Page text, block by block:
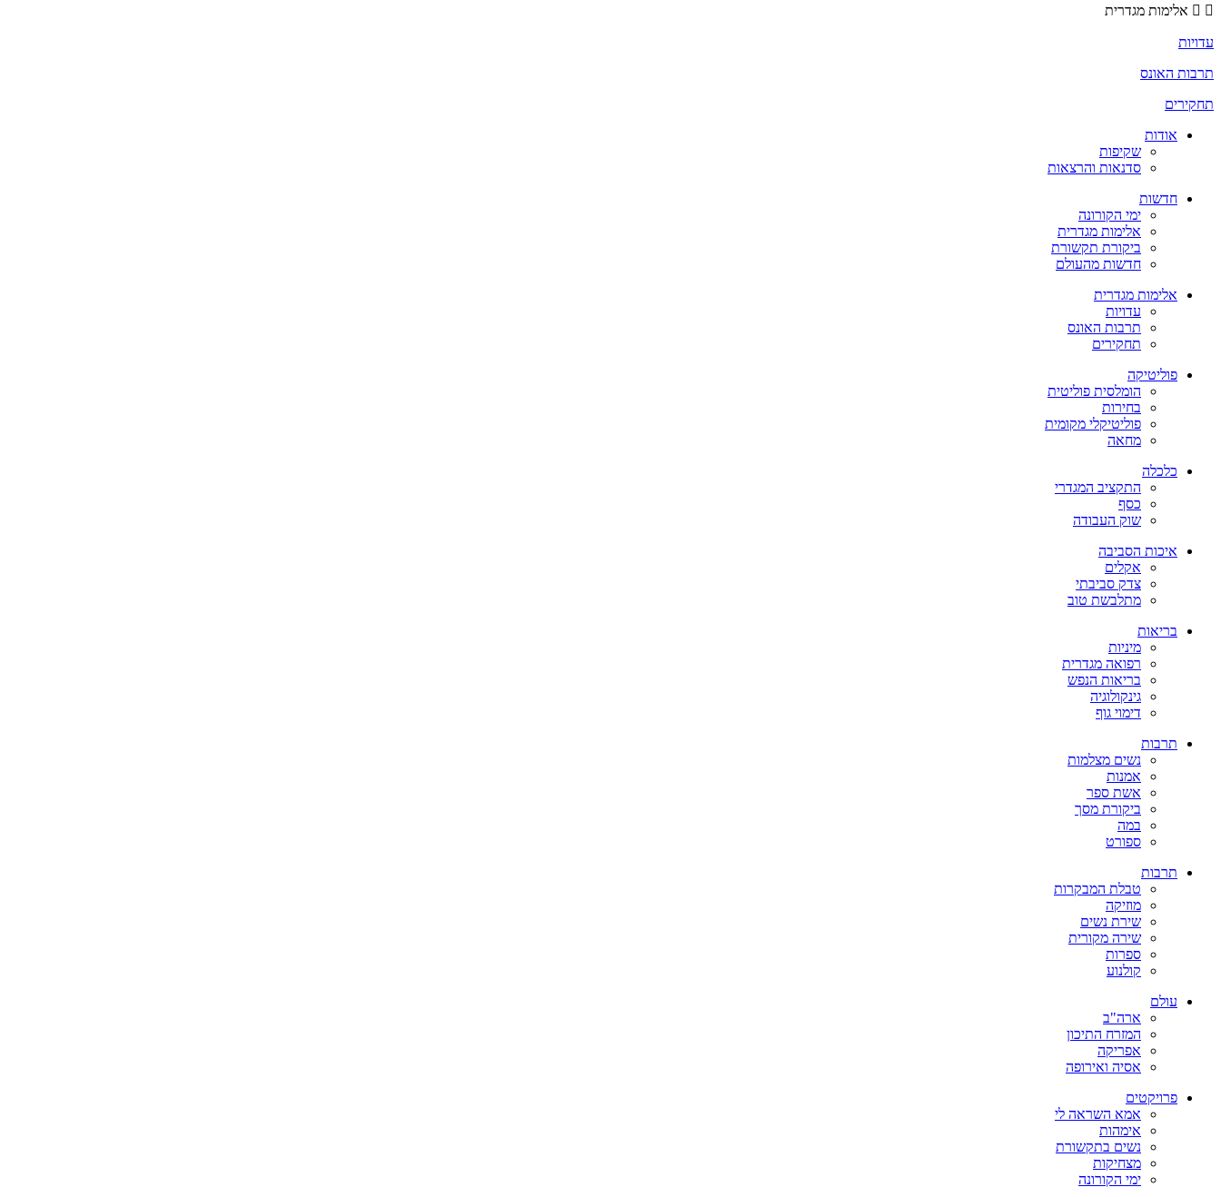
אלימות מגדרית
עדויות
תרבות האונס
תחקירים
אודות
שקיפות
סדנאות והרצאות
חדשות
ימי הקורונה
אלימות מגדרית
ביקורת תקשורת
חדשות מהעולם
אלימות מגדרית
עדויות
תרבות האונס
תחקירים
פוליטיקה
הומלסית פוליטית
בחירות
פוליטיקלי מקומית
מחאה
כלכלה
התקציב המגדרי
כסף
שוק העבודה
איכות הסביבה
אקלים
צדק סביבתי
מתלבשת טוב
בריאות
מיניות
רפואה מגדרית
בריאות הנפש
גינקולוגיה
דימוי גוף
תרבות
נשים מצלמות
אמנות
אשת ספר
ביקורת מסך
במה
ספורט
תרבות
טבלת המבקרות
מוזיקה
שירת נשים
שירה מקורית
ספרות
קולנוע
עולם
ארה"ב
המזרח התיכון
אפריקה
אסיה ואירופה
פרויקטים
אמא השראה לי
אימהות
נשים בתקשורת
מצחיקות
ימי הקורונה